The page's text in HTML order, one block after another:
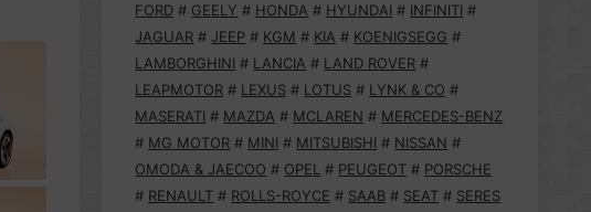
FORD # GEELY # HONDA # HYUNDAI # INFINITI #
JAGUAR # JEEP # KGM # KIA # KOENIGSEGG #
LAMBORGHINI # LANCIA # LAND ROVER #
LEAPMOTOR # LEXUS # LOTUS # LYNK & CO #
MASERATI # MAZDA # MCLAREN # MERCEDES-BENZ
# MG MOTOR # MINI # MITSUBISHI # NISSAN #
OMODA & JAECOO # OPEL # PEUGEOT # PORSCHE
# RENAULT # ROLLS-ROYCE # SAAB # SEAT # SERES